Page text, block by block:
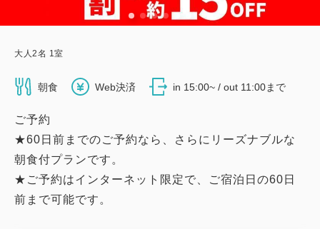
大人2名 1室
朝食 Web決済 in 15:00~ / out 11:00まで
ご予約
★60日前までのご予約なら、さらにリーズナブルな
朝食付プランです。
★ご予約はインターネット限定で、ご宿泊日の60日
前まで可能です。